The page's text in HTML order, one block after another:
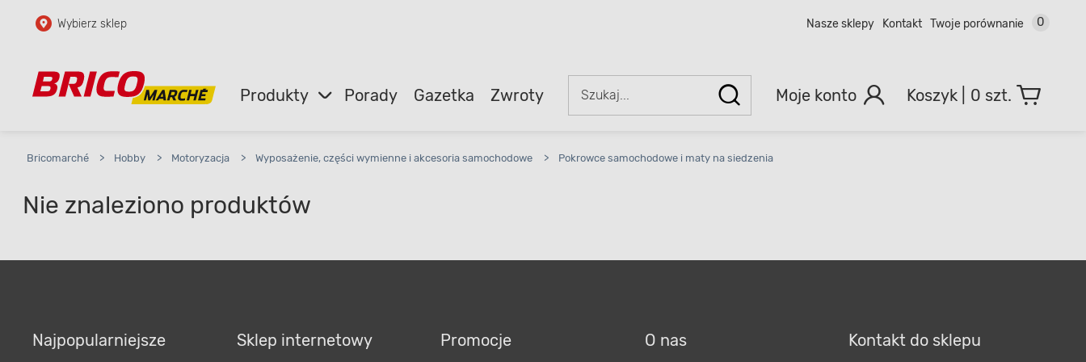
Przejdź do głównej zawartości
Przejdź do wyszukiwarki
Wybierz sklep Nasze sklepy Kontakt Twoje porównanie 0
Produkty Porady Gazetka Zwroty Moje konto 0 szt.
Bricomarché > Hobby > Motoryzacja > Wyposażenie, części wymienne i akcesoria samochodowe > Pokrowce samochodowe i maty na siedzenia
Nie znaleziono produktów
Najpopularniejsze Sklep internetowy Promocje O nas Kontakt do sklepu